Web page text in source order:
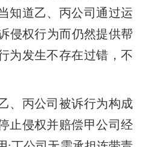
知道乙、丙公司通过运
侵权行为而仍然提供帮
为发生不存在过错，不
丙公司被诉行为构成
止侵权并赔偿甲公司经